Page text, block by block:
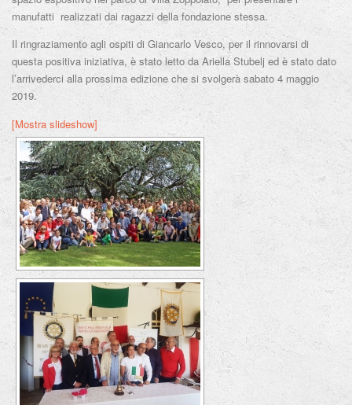
manufatti realizzati dai ragazzi della fondazione stessa.
Il ringraziamento agli ospiti di Giancarlo Vesco, per il rinnovarsi di
questa positiva iniziativa, è stato letto da Ariella Stubelj ed è stato dato
l’arrivederci alla prossima edizione che si svolgerà sabato 4 maggio
2019.
[Mostra slideshow]